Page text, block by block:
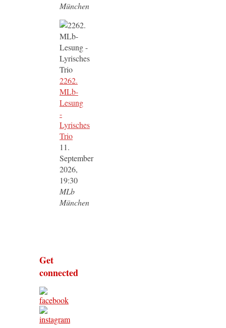
München
2262.
MLb-
Lesung
-
Lyrisches
Trio
11.
September
2026,
19:30
MLb
München
Get
connected